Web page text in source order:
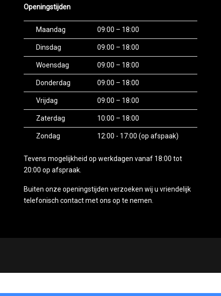
Openingstijden
Maandag 09:00 – 18:00
Dinsdag 09:00 – 18:00
Woensdag 09:00 – 18:00
Donderdag 09:00 – 18:00
Vrijdag 09:00 – 18:00
Zaterdag 10:00 – 18:00
Zondag 12:00 - 17:00 (op afspaak)
Tevens mogelijkheid op werkdagen vanaf 18:00 tot
20:00 op afspraak.
Buiten onze openingstijden verzoeken wij u vriendelijk
telefonisch contact met ons op te nemen.